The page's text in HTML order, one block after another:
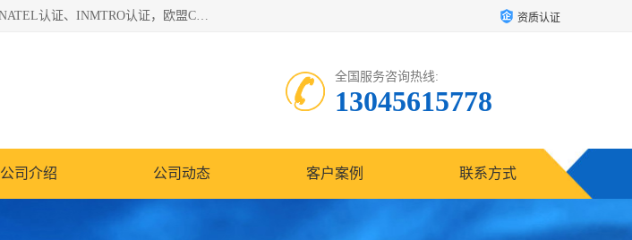
*是一家的测试、评估、检查与认机构，主要从事巴西NR10认证、NR12认证、NR13认证；ANATEL认证、INMTRO认证，欧盟CE认证：MD认证，PED认证，MID认证，ATEX认证，德国蓝色天使认证。 资质认证
全国服务咨询热线:
13045615778
公司介绍 公司动态 客户案例 联系方式